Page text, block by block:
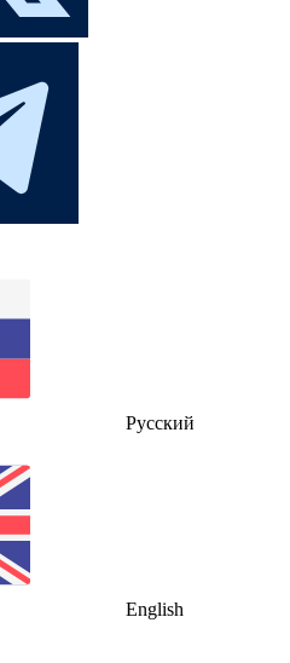
Русский
English